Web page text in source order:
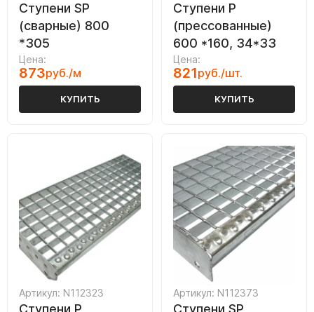
Ступени SP
(сварные) 800
*305
Цена:
873руб./м
КУПИТЬ
Ступени P
(прессованные)
600 *160, 34*33
Цена:
821руб./шт.
КУПИТЬ
Артикул: N112323 Артикул: N112373